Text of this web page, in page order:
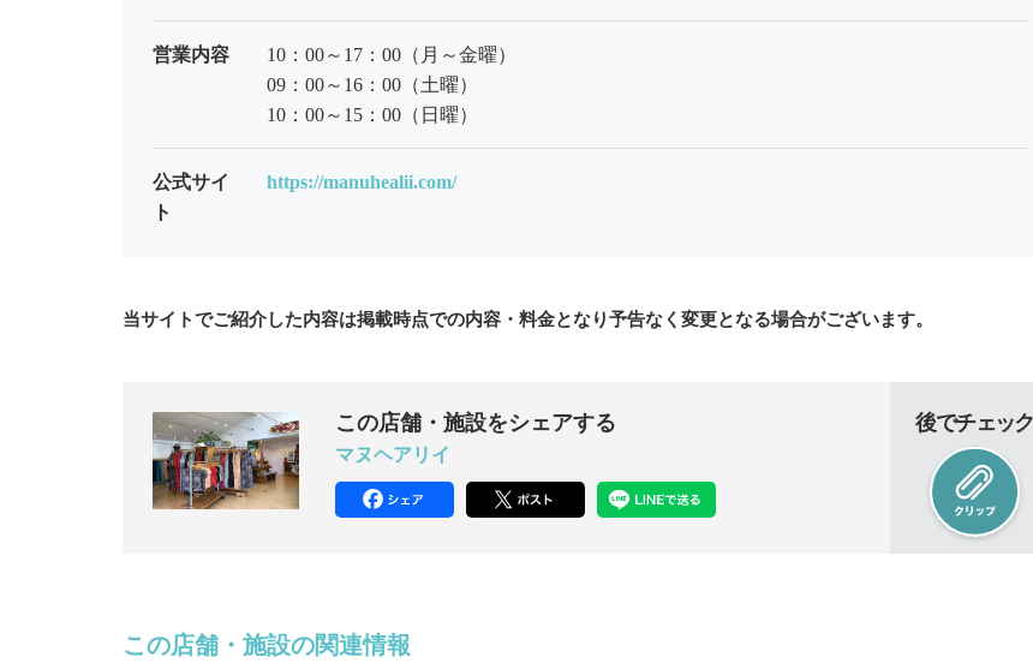
営業内容
10：00～17：00（月～金曜）
09：00～16：00（土曜）
10：00～15：00（日曜）
公式サイ
ト
https://manuhealii.com/
当サイトでご紹介した内容は掲載時点での内容・料金となり予告なく変更となる場合がございます。
この店舗・施設をシェアする
マヌヘアリイ
後でチェック
この店舗・施設の関連情報